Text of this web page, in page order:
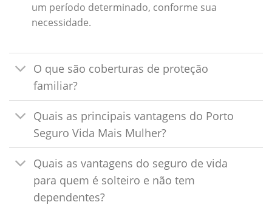
um período determinado, conforme sua
necessidade.
O que são coberturas de proteção
familiar?
Quais as principais vantagens do Porto
Seguro Vida Mais Mulher?
Quais as vantagens do seguro de vida
para quem é solteiro e não tem
dependentes?